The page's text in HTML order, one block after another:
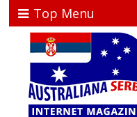
Top Menu